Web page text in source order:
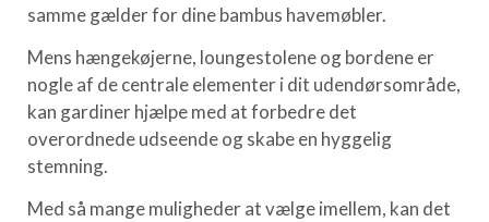
samme gælder for dine bambus havemøbler.
Mens hængekøjerne, loungestolene og bordene er
nogle af de centrale elementer i dit udendørsområde,
kan gardiner hjælpe med at forbedre det
overordnede udseende og skabe en hyggelig
stemning.
Med så mange muligheder at vælge imellem, kan det